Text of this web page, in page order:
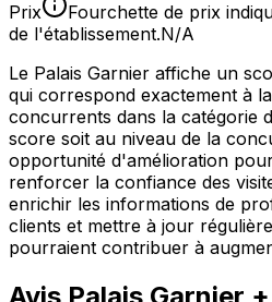
Prix
Fourchette de prix
de l'établissement.N/A
Le Palais Garnier affiche un
qui correspond exactement à
concurrents dans la catégorie
score soit au niveau de la
opportunité d'amélioration
renforcer la confiance des
enrichir les informations de
clients et mettre à jour
pourraient contribuer à